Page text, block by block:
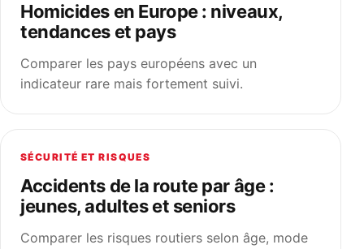
Homicides en Europe : niveaux,
tendances et pays
Comparer les pays européens avec un
indicateur rare mais fortement suivi.
SÉCURITÉ ET RISQUES
Accidents de la route par âge :
jeunes, adultes et seniors
Comparer les risques routiers selon âge, mode